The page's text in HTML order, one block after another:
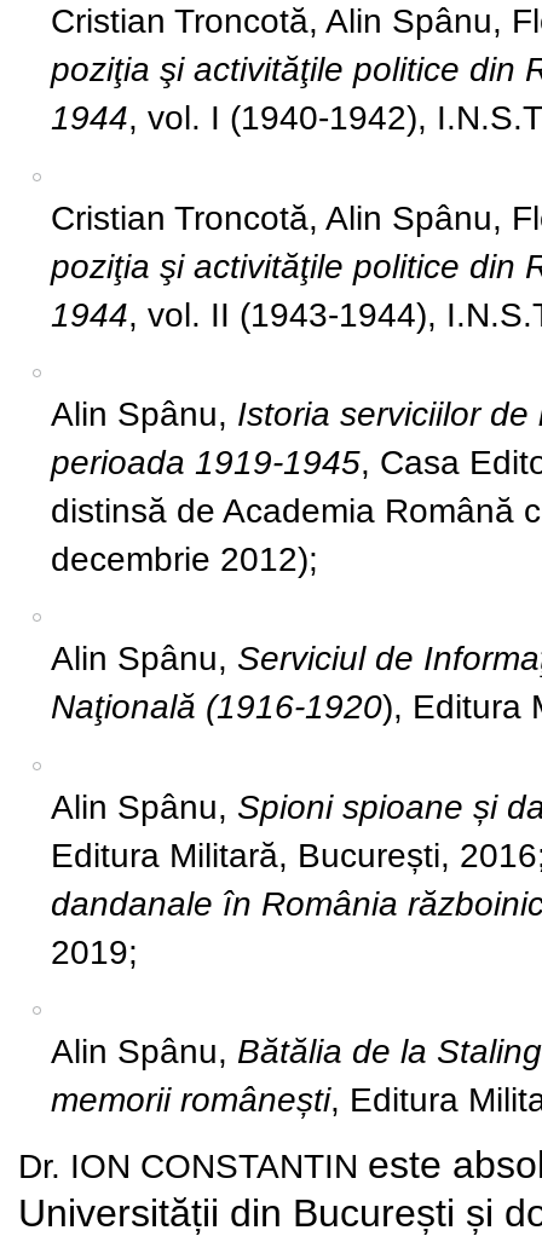
Cristian Troncotă, Alin Spânu,
poziţia şi activităţile politice din
1944, vol. I (1940-1942),
Cristian Troncotă, Alin Spânu,
poziţia şi activităţile politice din
1944, vol. II (1943-1944),
Alin Spânu, Istoria serviciilor
perioada 1919-1945, Casa
distinsă de Academia Română
decembrie 2012);
Alin Spânu, Serviciul de
Naţională (1916-1920), Editura
Alin Spânu, Spioni spioane și
Editura Militară, București,
dandanale în România
2019;
Alin Spânu, Bătălia de la
memorii românești, Editura
Dr. ION CONSTANTIN este
Universității din București și